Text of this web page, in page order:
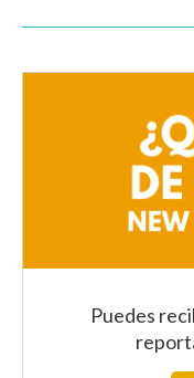
Puedes